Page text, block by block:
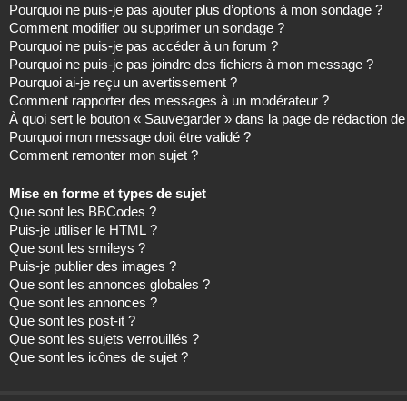
Pourquoi ne puis-je pas ajouter plus d’options à mon sondage ?
Comment modifier ou supprimer un sondage ?
Pourquoi ne puis-je pas accéder à un forum ?
Pourquoi ne puis-je pas joindre des fichiers à mon message ?
Pourquoi ai-je reçu un avertissement ?
Comment rapporter des messages à un modérateur ?
À quoi sert le bouton « Sauvegarder » dans la page de rédaction
Pourquoi mon message doit être validé ?
Comment remonter mon sujet ?
Mise en forme et types de sujet
Que sont les BBCodes ?
Puis-je utiliser le HTML ?
Que sont les smileys ?
Puis-je publier des images ?
Que sont les annonces globales ?
Que sont les annonces ?
Que sont les post-it ?
Que sont les sujets verrouillés ?
Que sont les icônes de sujet ?